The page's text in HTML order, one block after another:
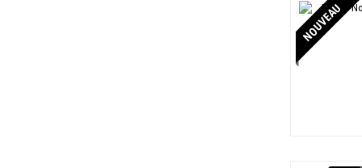
NOUVEAU